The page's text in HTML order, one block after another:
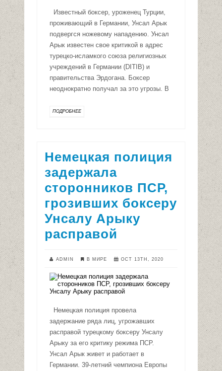
Известный боксер, уроженец Турции,
проживающий в Германии, Унсал Арык
подвергся ножевому нападению. Унсал
Арык известен свое критикой в адрес
турецко-исламкого союза религиозных
учреждений в Германии (DITIB) и
правительства Эрдогана. Боксер
неоднократно получал за это угрозы. В
ПОДРОБНЕЕ
Немецкая полиция
задержала
сторонников ПСР,
грозивших боксеру
Унсалу Арыку
расправой
ADMIN В МИРЕ OCT 13TH, 2020
Немецкая полиция провела
задержание ряда лиц, угрожавших
расправой турецкому боксеру Унсалу
Арыку за его критику режима ПСР.
Унсал Арык живет и работает в
Германии. 39-летний чемпиона Европы